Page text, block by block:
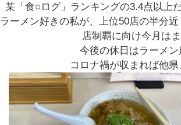
某「食○ログ」ランキングの3.4点以上
ラーメン好きの私が、上位50店の半分
店制覇に向け今月は
今後の休日はラーメ
コロナ禍が収まれば他